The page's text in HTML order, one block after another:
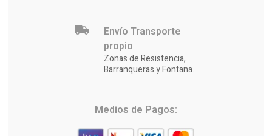
Envío Transporte
propio
Zonas de Resistencia,
Barranqueras y Fontana.
Medios de Pagos: